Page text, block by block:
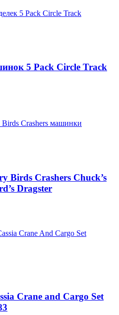
5 Pack Circle Track
Birds Crashers Chuck’s
Dragster
Crane and Cargo Set